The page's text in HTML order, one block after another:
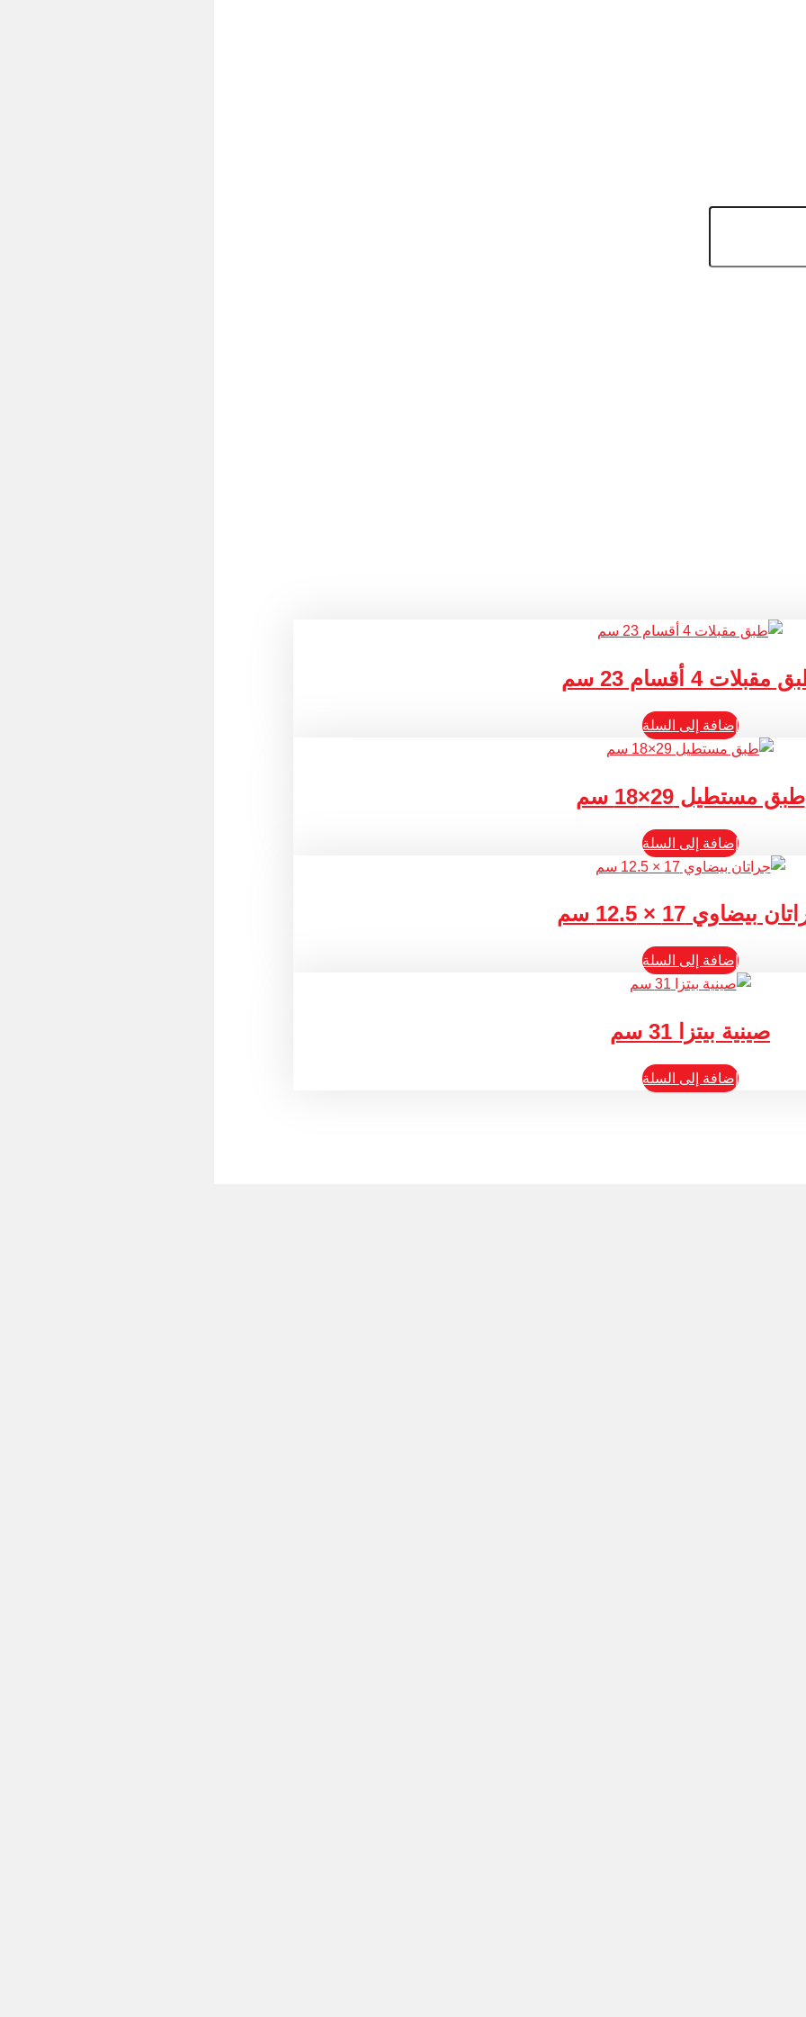
مقبلات 4 أقسام 23 سم
إضافة إلى السلة
طبق مستطيل 29×18 سم
إضافة إلى السلة
بيضاوي 17 × 12.5 سم
إضافة إلى السلة
صينية بيتزا 31 سم
إضافة إلى السلة